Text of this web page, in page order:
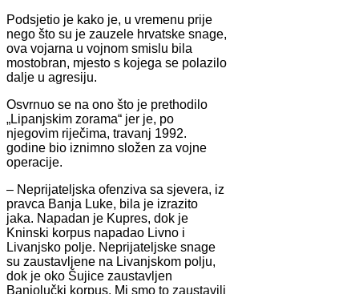
Podsjetio je kako je, u vremenu prije
nego što su je zauzele hrvatske snage,
ova vojarna u vojnom smislu bila
mostobran, mjesto s kojega se polazilo
dalje u agresiju.
Osvrnuo se na ono što je prethodilo
„Lipanjskim zorama“ jer je, po
njegovim riječima, travanj 1992.
godine bio iznimno složen za vojne
operacije.
– Neprijateljska ofenziva sa sjevera, iz
pravca Banja Luke, bila je izrazito
jaka. Napadan je Kupres, dok je
Kninski korpus napadao Livno i
Livanjsko polje. Neprijateljske snage
su zaustavljene na Livanjskom polju,
dok je oko Šujice zaustavljen
Banjolučki korpus. Mi smo to zaustavili